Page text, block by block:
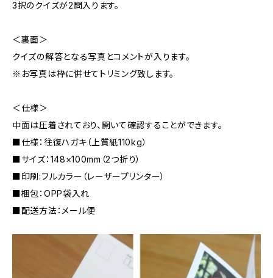
3択のクイズが2問入ります。
＜裏面＞
クイズの解答となる写真とコメントが入ります。
※お写真は枠に併せてトリミング致します。
＜仕様＞
中面は圧着されており、開いて確認することができます。
■仕様：往復ハガキ（上質紙110kg）
■サイズ：148×100mm（2つ折り）
■印刷:フルカラー（レーザープリンター）
■梱包：OPP袋入れ
■配送方法：メール便